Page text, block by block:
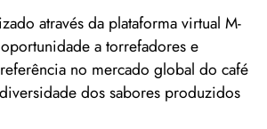
através da plataforma virtual M-
a torrefadores e
no mercado global do café
dos sabores produzidos